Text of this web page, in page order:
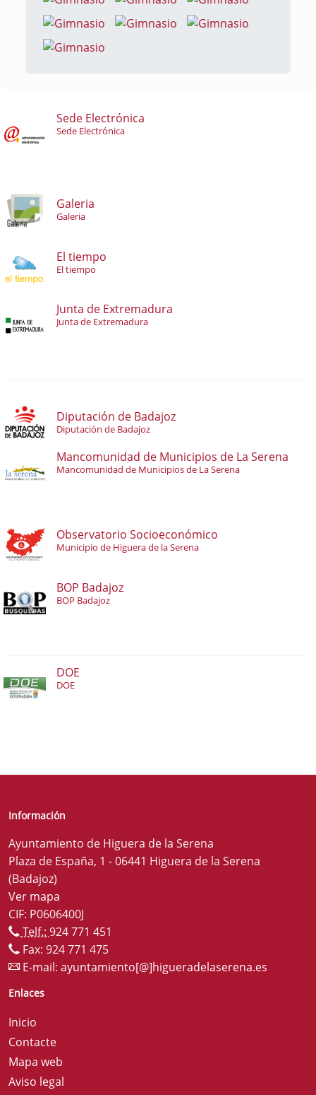
Sede Electrónica
Sede Electrónica
Galeria
Galeria
El tiempo
El tiempo
Junta de Extremadura
Junta de Extremadura
Diputación de Badajoz
Diputación de Badajoz
Mancomunidad de Municipios de La Serena
Mancomunidad de Municipios de La Serena
Observatorio Socioeconómico
Municipio de Higuera de la Serena
BOP Badajoz
BOP Badajoz
DOE
DOE
Información
Ayuntamiento de Higuera de la Serena
Plaza de España, 1 - 06441 Higuera de la Serena
(Badajoz)
Ver mapa
CIF: P0606400J
Telf.: 924 771 451
Fax: 924 771 475
E-mail: ayuntamiento[@]higueradelaserena.es
Enlaces
Inicio
Contacte
Mapa web
Aviso legal